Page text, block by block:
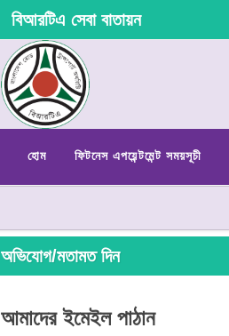
বিআরটিএ সেবা বাতায়ন
হোম ফিটনেস এপয়েন্টমেন্ট সময়সূচী
অভিযোগ/মতামত দিন
আমাদের ইমেইল পাঠান